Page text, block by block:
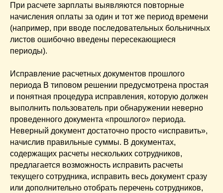
При расчете зарплаты выявляются повторные
начисления оплаты за один и тот же период времени
(например, при вводе последовательных больничных
листов ошибочно введены пересекающиеся
периоды).
Исправление расчетных документов прошлого
периода В типовом решении предусмотрена простая
и понятная процедура исправления, которую должен
выполнить пользователь при обнаружении неверно
проведенного документа «прошлого» периода.
Неверный документ достаточно просто «исправить»,
начислив правильные суммы. В документах,
содержащих расчеты нескольких сотрудников,
предлагается возможность исправить расчеты
текущего сотрудника, исправить весь документ сразу
или дополнительно отобрать перечень сотрудников,